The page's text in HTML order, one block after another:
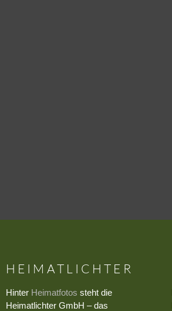
HEIMATLICHTER
Hinter Heimatfotos steht die
Heimatlichter GmbH – das